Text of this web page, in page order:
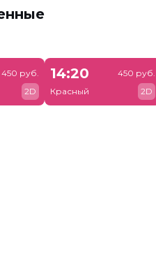
450 руб.
2D
14:20
Красный
450 руб.
2D